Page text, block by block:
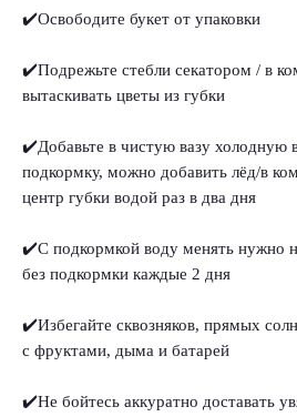
✔️Освободите букет от упаковки
✔️Подрежьте стебли секатором / в
вытаскивать цветы из губки
✔️Добавьте в чистую вазу холодную
подкормку, можно добавить лёд/в
центр губки водой раз в два дня
✔️С подкормкой воду менять нужно
без подкормки каждые 2 дня
✔️Избегайте сквозняков, прямых
с фруктами, дыма и батарей
✔️Не бойтесь аккуратно доставать